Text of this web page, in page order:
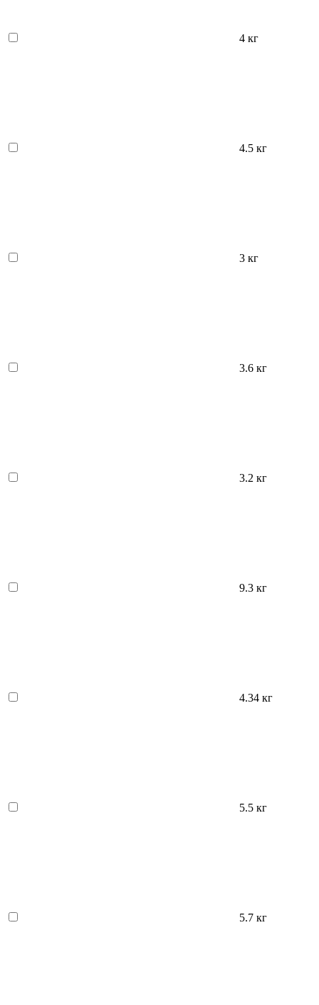
4 кг
4.5 кг
3 кг
3.6 кг
3.2 кг
9.3 кг
4.34 кг
5.5 кг
5.7 кг